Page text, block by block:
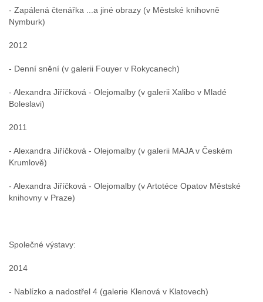
- Zapálená čtenářka ...a jiné obrazy (v Městské knihovně
Nymburk)
2012
- Denní snění (v galerii Fouyer v Rokycanech)
- Alexandra Jiříčková - Olejomalby (v galerii Xalibo v Mladé
Boleslavi)
2011
- Alexandra Jiříčková - Olejomalby (v galerii MAJA v Českém
Krumlově)
- Alexandra Jiříčková - Olejomalby (v Artotéce Opatov Městské
knihovny v Praze)
Společné výstavy:
2014
- Nablízko a nadostřel 4 (galerie Klenová v Klatovech)